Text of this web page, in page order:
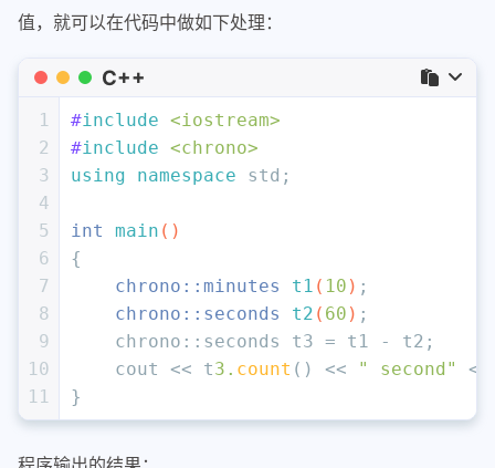
值，就可以在代码中做如下处理：
C++
1
2
3
4
5
6
7
8
9
10
11
#include <iostream>
#include <chrono>
using
namespace std;
int main ()
{
chrono::minutes t1 ( 10 ) ;
chrono::seconds t2 ( 60 ) ;
    chrono::seconds t3 = t1 - t2;
    cout << t
3. count () << " second"
}